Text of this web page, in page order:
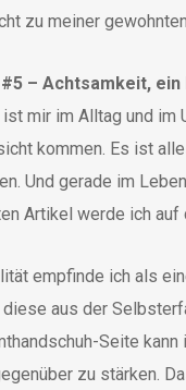
zu meiner
– Achtsamkeit, ein
mir im Alltag und im
kommen. Es ist
Und gerade im
Artikel werde ich
empfinde ich als
aus der
Seite
zu stärken.